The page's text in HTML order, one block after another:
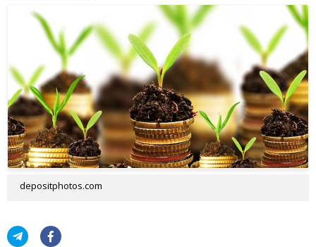
depositphotos.com